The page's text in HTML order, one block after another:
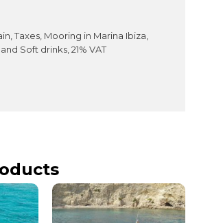
Taxes, Mooring in Marina Ibiza,
Soft drinks, 21% VAT